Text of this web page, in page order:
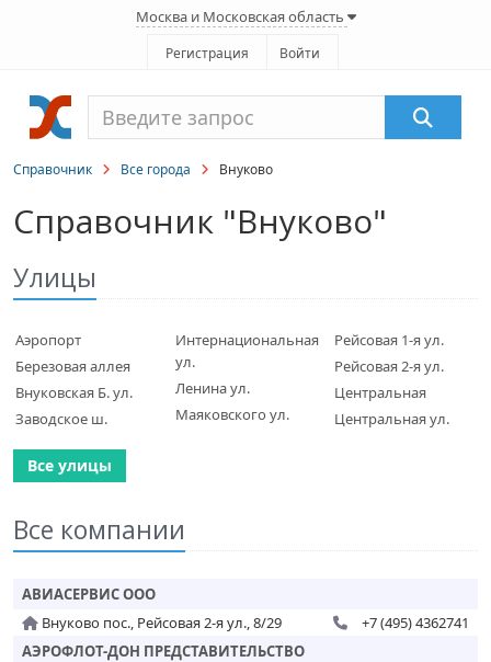
Москва и Московская область
Регистрация Войти
Справочник Все города Внуково
Справочник "Внуково"
Улицы
Аэропорт
Березовая аллея
Внуковская Б. ул.
Заводское ш.
Интернациональная
ул.
Ленина ул.
Маяковского ул.
Рейсовая 1-я ул.
Рейсовая 2-я ул.
Центральная
Центральная ул.
Все улицы
Все компании
АВИАСЕРВИС ООО
Внуково пос., Рейсовая 2-я ул., 8/29
+7 (495) 4362741
АЭРОФЛОТ-ДОН ПРЕДСТАВИТЕЛЬСТВО